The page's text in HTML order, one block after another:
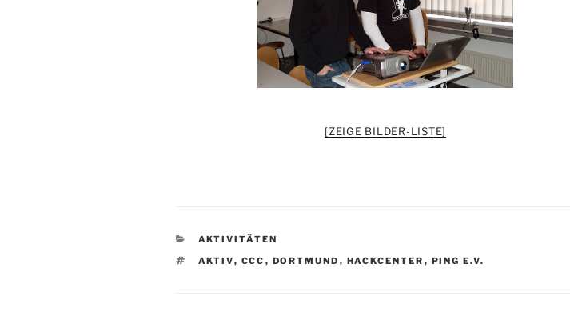
[ZEIGE BILDER-LISTE]
KATEGORIEN
AKTIVITÄTEN
SCHLAGWÖRTER
AKTIV, CCC , DORTMUND , HACKCENTER , PING E.V.